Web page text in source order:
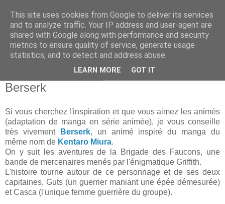
Berserk
Si vous cherchez l'inspiration et que vous aimez les animés
(adaptation de manga en série animée), je vous conseille
très vivement
Berserk, un animé inspiré du manga du
même nom de Kentaro Miura.
On y suit les aventures de la Brigade des Faucons, une
bande de mercenaires menés par l'énigmatique Griffith.
L'histoire tourne autour de ce personnage et de ses deux
capitaines, Guts (un guerrier maniant une épée démesurée)
et Casca (l'unique femme guerrière du groupe).
This site uses cookies from Google to deliver its services
and to analyze traffic. Your IP address and user-agent are
shared with Google along with performance and security
metrics to ensure quality of service, generate usage
statistics, and to detect and address abuse.
LEARN MORE GOT IT